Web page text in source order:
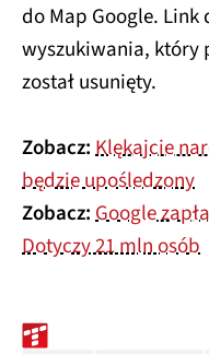
do Map Google.
wyszukiwania, który
został usunięty.
Zobacz:Klękajcie
będzie upośledzony
Zobacz:Google
Dotyczy 21 mln osób